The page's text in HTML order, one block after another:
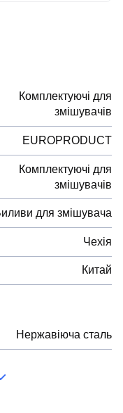
Комплектуючі для
змішувачів
EUROPRODUCT
Комплектуючі для
змішувачів
для змішувача
Чехія
Китай
Нержавіюча сталь